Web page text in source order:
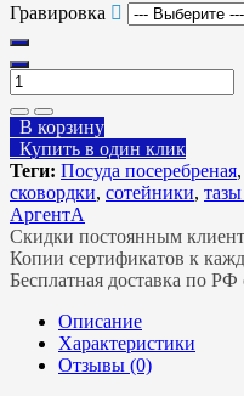
Гравировка
В корзину
Купить в один клик
Теги: Посуда посеребреная,
сковордки, сотейники,
АргентА
Скидки постоянным
Копии сертификатов к
Бесплатная доставка по
Описание
Характеристики
Отзывы (0)